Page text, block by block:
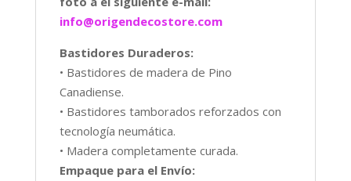
info@origendecostore.com
Bastidores Duraderos:
• Bastidores de madera de Pino
Canadiense.
• Bastidores tamborados reforzados con
tecnología neumática.
• Madera completamente curada.
Empaque para el Envío: